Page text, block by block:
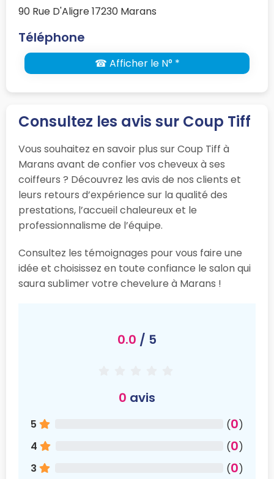
90 Rue D'Aligre 17230 Marans
Téléphone
☎ Afficher le N° *
Consultez les avis sur Coup Tiff
Vous souhaitez en savoir plus sur Coup Tiff à
Marans avant de confier vos cheveux à ses
coiffeurs ? Découvrez les avis de nos clients et
leurs retours d’expérience sur la qualité des
prestations, l’accueil chaleureux et le
professionnalisme de l’équipe.
Consultez les témoignages pour vous faire une
idée et choisissez en toute confiance le salon qui
saura sublimer votre chevelure à Marans !
0.0 / 5
0 avis
5 (0)
4
(0)
3
(0)